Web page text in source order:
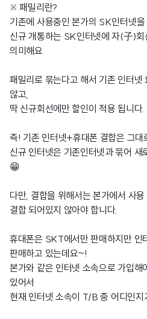
※ 패밀리란?
기존에 사용중인 본가의 SK인터넷
신규 개통하는 SK인터넷에 자(子)회
의미해요
패밀리로 묶는다고 해서 기존 인터넷
않고,
딱 신규회선에만 할인이 적용 됩니다.
즉! 기존 인터넷+휴대폰 결합은 그대
신규 인터넷은 기존인터넷과 묶어
😁
다만, 결합을 위해서는 본가에서 사
결합 되어있지 않아야 합니다.
휴대폰은 SKT에서만 판매하지만
판매하고 있는데요~!
본가와 같은 인터넷 소속으로 가입해
있어서
현재 인터넷 소속이 T/B 중 어디인지